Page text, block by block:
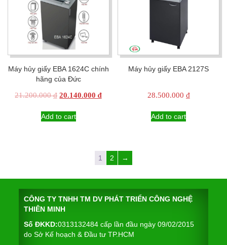
Máy hủy giấy EBA 1624C chính
hãng của Đức
21.200.000₫ Original
was:
20.140.000₫Current
Add to cart
Máy hủy giấy EBA 2127S
28.500.000 ₫
Add to cart
1 2 →
CÔNG TY TNHH TM DV PHÁT TRIỂN CÔNG NGHỆ
THIÊN MINH
Số ĐKKD:0313132484 cấp lần đầu ngày 09/02/2015
do Sở Kế hoạch & Đầu tư TP.HCM